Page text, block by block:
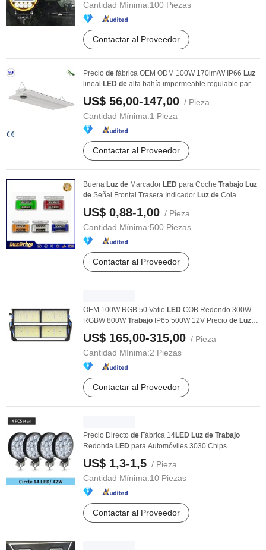
Cantidad Mínima:100 Piezas
Contactar al Proveedor
Precio de fábrica OEM ODM 100W 170lm/W IP66 Luz
lineal LED de alta bahía impermeable regulable para
US$ 56,00-147,00 / Pieza
Cantidad Mínima:1 Pieza
Contactar al Proveedor
Buena Luz de Marcador LED para Coche Trabajo Luz
de Señal Frontal Trasera Indicador Luz de Cola ...
US$ 0,88-1,00 / Pieza
Cantidad Mínima:500 Piezas
Contactar al Proveedor
OEM 100W RGB 50 Vatio LED COB Redondo 300W
RGBW 800WTrabajo IP65 500W 12V Precio de Luz
US$ 165,00-315,00 / Pieza
Cantidad Mínima:2 Piezas
Contactar al Proveedor
Precio Directo de Fábrica 14LED Luz de Trabajo
Redonda LED para Automóviles 3030 Chips
US$ 1,3-1,5 / Pieza
Cantidad Mínima:10 Piezas
Contactar al Proveedor